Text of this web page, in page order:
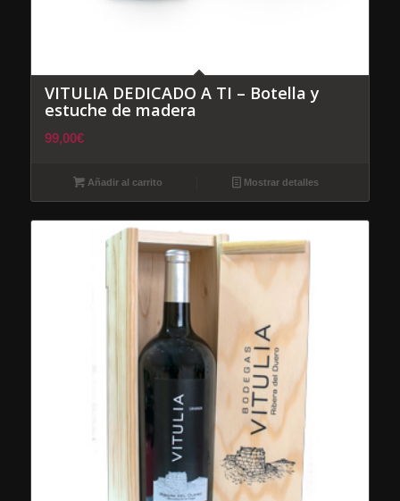
VITULIA DEDICADO A TI – Botella y
estuche de madera
99,00€
Añadir al carrito Mostrar detalles